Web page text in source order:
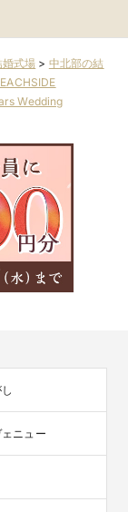
式場 > 中北部の結
Wedding
ニュー